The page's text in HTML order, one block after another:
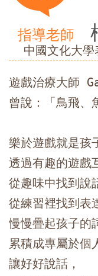
指導老師
中國文化大
遊戲治療大師
曾說：「鳥飛、
樂於遊戲就是孩
透過有趣的遊戲
從趣味中找到說
從練習裡找到表
慢慢疊起孩子的
累積成專屬於個
讓好好說話，